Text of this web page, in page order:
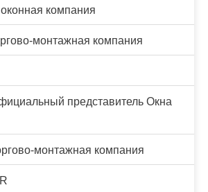
компания
монтажная компания
представитель Окна
монтажная компания